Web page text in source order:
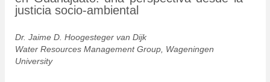
justicia socio-ambiental
Dr. Jaime D. Hoogesteger van Dijk
Water Resources Management Group, Wageningen
University